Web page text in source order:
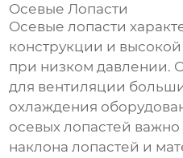
ОсевыеЛопасти
Осевыелопасти
конструкции и
при низком давлении.
для вентиляции
охлаждения
осевыхлопастей важно
наклоналопастей и